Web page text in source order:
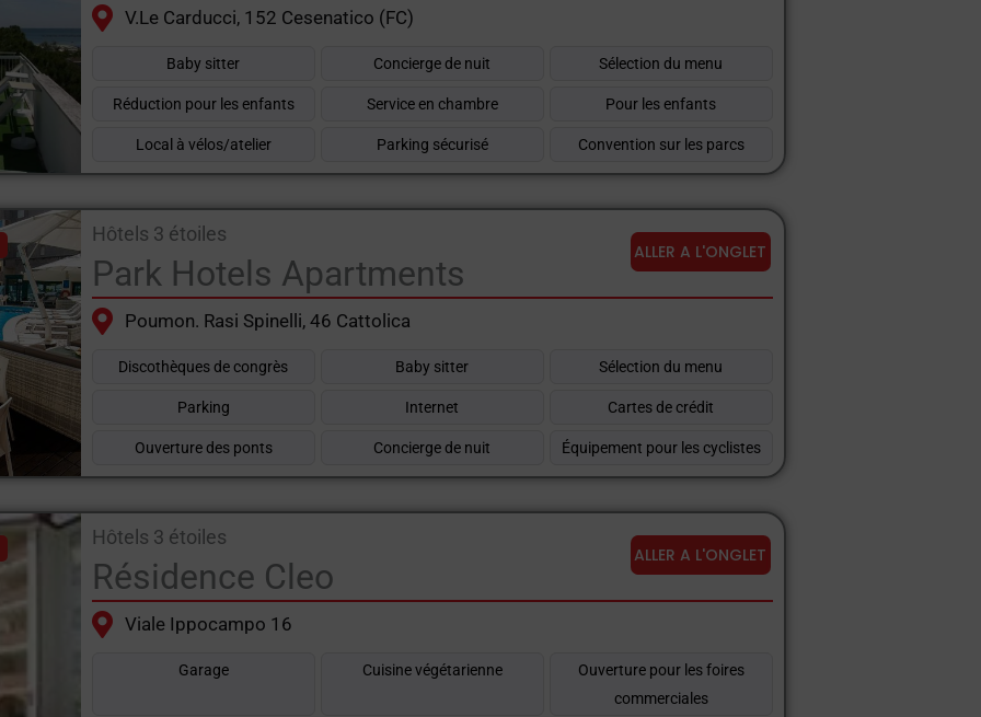
V.le Carducci, 152 Cesenatico (FC)
Baby sitter Concierge de nuit Sélection du menu
Réduction pour les enfants Service en chambre Pour les enfants
Local à vélos/atelier Parking sécurisé Convention sur les parcs
Hôtels 3 étoiles
ALLER A L'ONGLET
Park Hotels Apartments
Poumon. Rasi Spinelli, 46 Cattolica
Discothèques de congrès Baby sitter Sélection du menu
Parking Internet Cartes de crédit
Ouverture des ponts Concierge de nuit Équipement pour les cyclistes
Hôtels 3 étoiles
ALLER A L'ONGLET
Résidence Cleo
Viale Ippocampo 16
Garage Cuisine végétarienne
Ouverture pour les foires
commerciales